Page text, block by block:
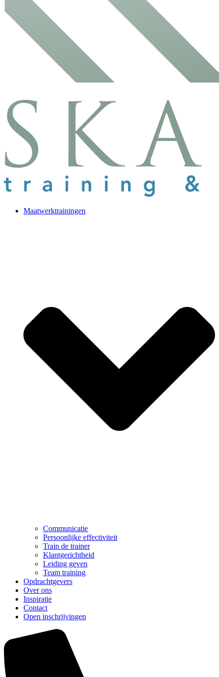
Maatwerktrainingen
Communicatie
Persoonlijke effectiviteit
Train de trainer
Klantgerichtheid
Leiding geven
Team training
Opdrachtgevers
Over ons
Inspiratie
Contact
Open inschrijvingen